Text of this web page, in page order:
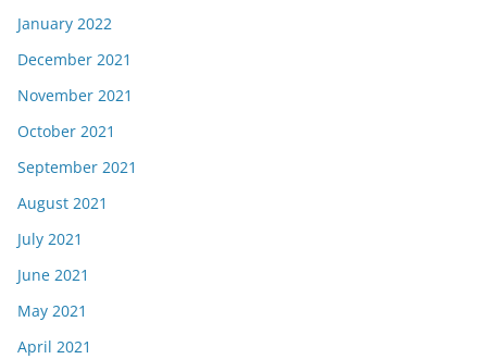
January 2022
December 2021
November 2021
October 2021
September 2021
August 2021
July 2021
June 2021
May 2021
April 2021